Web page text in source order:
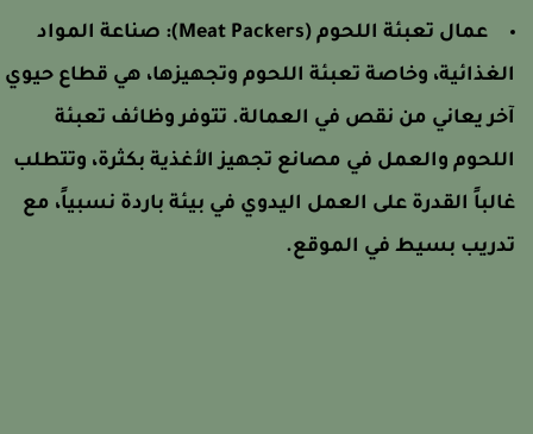
عمال تعبئة اللحوم (Meat Packers):
صناعة المواد
وخاصة تعبئة اللحوم وتجهيزها، هي قطاع حيوي
يعاني من نقص في العمالة. تتوفر وظائف تعبئة
والعمل في مصانع تجهيز الأغذية بكثرة، وتتطلب
القدرة على العمل اليدوي في بيئة باردة نسبياً، مع
بسيط في الموقع.